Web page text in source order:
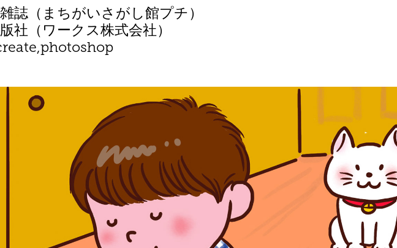
雑誌（まちがいさがし館プチ）
社（ワークス株式会社）